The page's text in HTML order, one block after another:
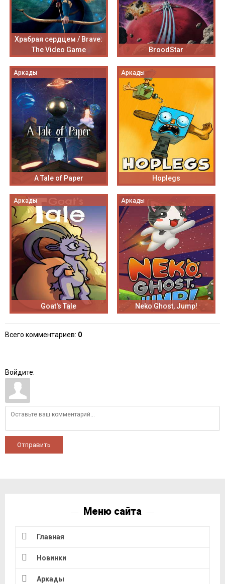
Храбрая сердцем / Brave:
The Video Game
BroodStar
Аркады
A Tale of Paper
Аркады
Hoplegs
Аркады
Goat's Tale
Аркады
Neko Ghost, Jump!
Всего комментариев: 0
Войдите:
Отправить
Меню сайта
Главная
Новинки
Аркады